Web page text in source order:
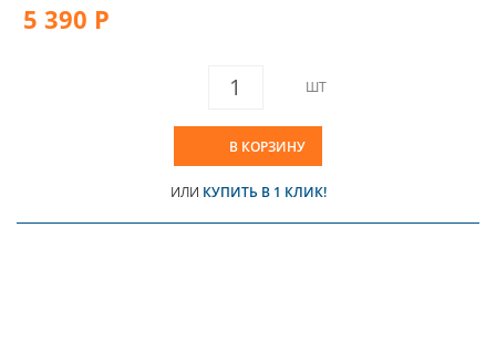
5 390 Р
ШТ
В КОРЗИНУ
ИЛИ КУПИТЬ В 1 КЛИК!